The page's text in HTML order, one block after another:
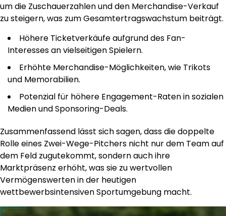
um die Zuschauerzahlen und den Merchandise-Verkauf
zu steigern, was zum Gesamtertragswachstum beiträgt.
Höhere Ticketverkäufe aufgrund des Fan-
Interesses an vielseitigen Spielern.
Erhöhte Merchandise-Möglichkeiten, wie Trikots
und Memorabilien.
Potenzial für höhere Engagement-Raten in sozialen
Medien und Sponsoring-Deals.
Zusammenfassend lässt sich sagen, dass die doppelte
Rolle eines Zwei-Wege-Pitchers nicht nur dem Team auf
dem Feld zugutekommt, sondern auch ihre
Marktpräsenz erhöht, was sie zu wertvollen
Vermögenswerten in der heutigen
wettbewerbsintensiven Sportumgebung macht.